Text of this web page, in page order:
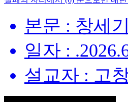
본문 : 창세
일자 :
설교자 : 고